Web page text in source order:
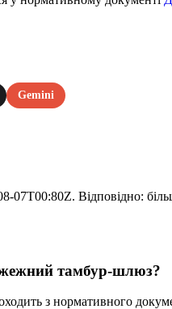
Gemini
07T00:80Z. Відповідно:
тамбур-шлюз?
з нормативного